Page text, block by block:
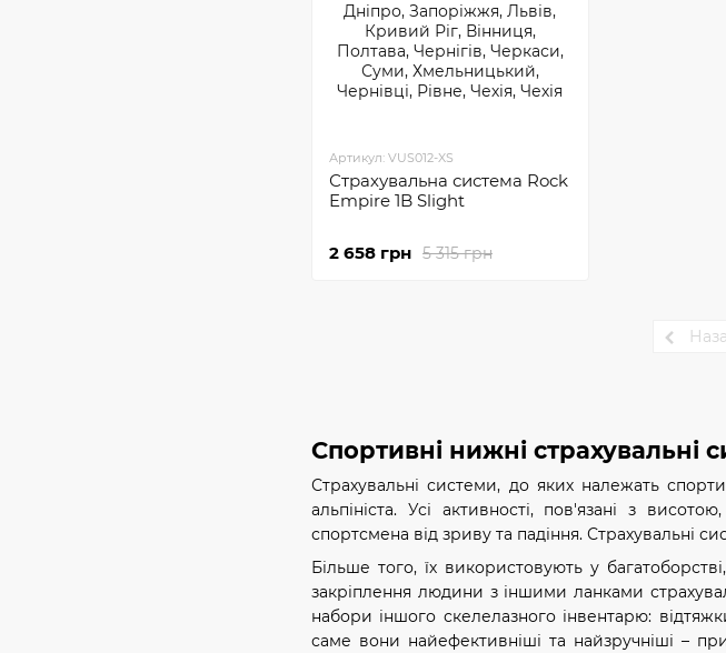
Спортивні нижні страхувальні
Страхувальні системи, до яких належать
альпініста. Усі активності, пов'язані з
спортсмена від зриву та падіння. Страхувальні
Більше того, їх використовують у
закріплення людини з іншими ланками
набори іншого скелелазного інвентарю:
саме вони найефективніші та найзручніші –
Артикул: VUS012-XS
Страхувальна система Rock
Empire 1B Slight
5 315 грн
2 658 грн